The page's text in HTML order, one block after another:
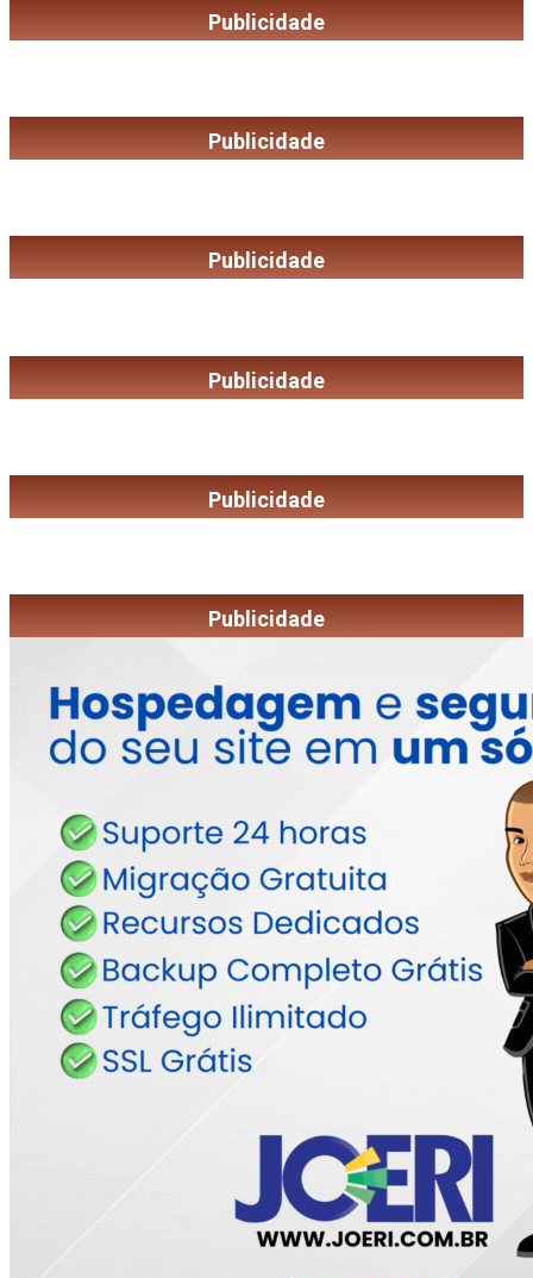
Publicidade
Publicidade
Publicidade
Publicidade
Publicidade
Publicidade